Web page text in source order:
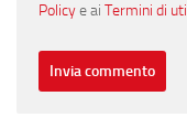
Policye ai Termini di